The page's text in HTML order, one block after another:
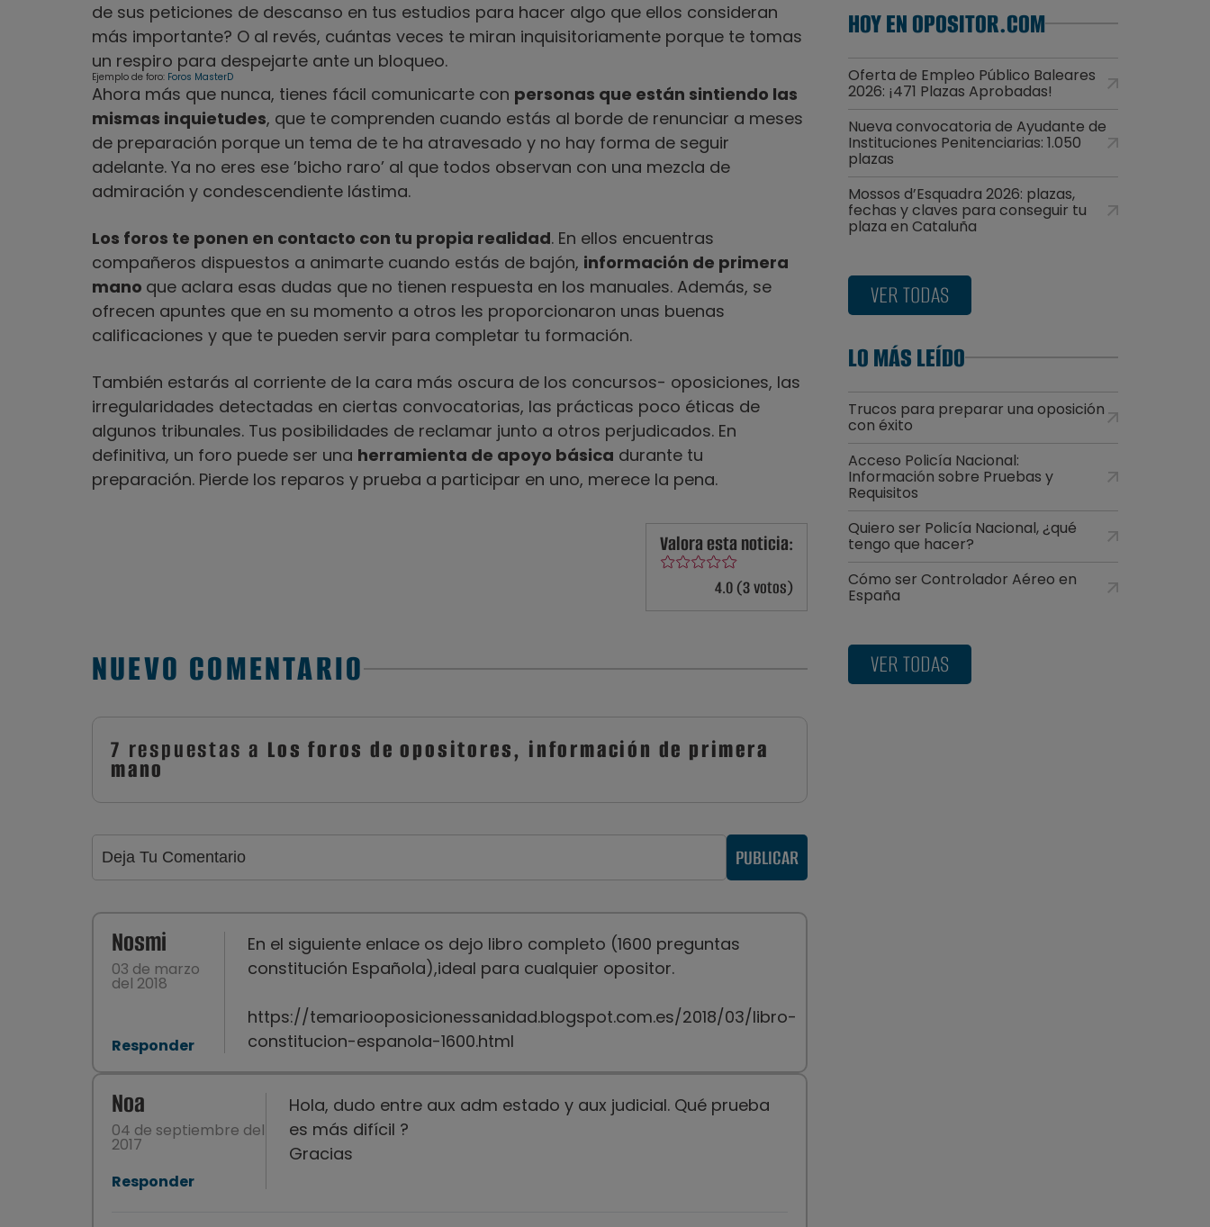
de sus peticiones de descanso en tus estudios para hacer algo que ellos consideran
más importante? O al revés, cuántas veces te miran inquisitoriamente porque te tomas
un respiro para despejarte ante un bloqueo.
Ejemplo de foro: Foros MasterD
Ahora más que nunca, tienes fácil comunicarte con personas que están sintiendo las
mismas inquietudes, que te comprenden cuando estás al borde de renunciar a meses
de preparación porque un tema de te ha atravesado y no hay forma de seguir
adelante. Ya no eres ese ’bicho raro’ al que todos observan con una mezcla de
admiración y condescendiente lástima.
Los foros te ponen en contacto con tu propia realidad. En ellos encuentras
compañeros dispuestos a animarte cuando estás de bajón, información de primera
mano que aclara esas dudas que no tienen respuesta en los manuales. Además, se
ofrecen apuntes que en su momento a otros les proporcionaron unas buenas
calificaciones y que te pueden servir para completar tu formación.
También estarás al corriente de la cara más oscura de los concursos- oposiciones, las
irregularidades detectadas en ciertas convocatorias, las prácticas poco éticas de
algunos tribunales. Tus posibilidades de reclamar junto a otros perjudicados. En
definitiva, un foro puede ser una herramienta de apoyo básica durante tu
preparación. Pierde los reparos y prueba a participar en uno, merece la pena.
Valora esta noticia:
4.0 (3 votos)
NUEVO COMENTARIO
7 respuestas a Los foros de opositores, información de primera
mano
PUBLICAR
Nosmi
03 de marzo
del 2018
Responder
En el siguiente enlace os dejo libro completo (1600 preguntas
constitución Española),ideal para cualquier opositor.
https://temariooposicionessanidad.blogspot.com.es/2018/03/libro-
constitucion-espanola-1600.html
Noa
04 de septiembre del
2017
Responder
Hola, dudo entre aux adm estado y aux judicial. Qué prueba
es más difícil ?
Gracias
HOY EN OPOSITOR.COM
Oferta de Empleo Público Baleares
2026: ¡471 Plazas Aprobadas!
Nueva convocatoria de Ayudante de
Instituciones Penitenciarias: 1.050
plazas
Mossos d’Esquadra 2026: plazas,
fechas y claves para conseguir tu
plaza en Cataluña
VER TODAS
LO MÁS LEÍDO
Trucos para preparar una oposición
con éxito
Acceso Policía Nacional:
Información sobre Pruebas y
Requisitos
Quiero ser Policía Nacional, ¿qué
tengo que hacer?
Cómo ser Controlador Aéreo en
España
VER TODAS